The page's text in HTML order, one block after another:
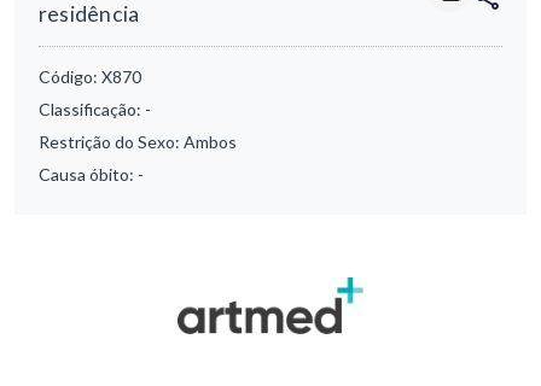
residência
Código: X870
Classificação: -
Restrição do Sexo: Ambos
Causa óbito: -